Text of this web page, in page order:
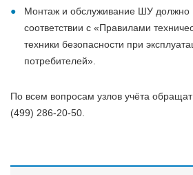
Монтаж и обслуживание ШУ должно
соответствии с «Правилами
техники безопасности при
потребителей».
По всем вопросам узлов учёта
(499) 286-20-50.